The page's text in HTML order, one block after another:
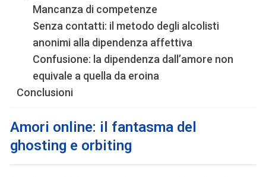
Mancanza di competenze
Senza contatti: il metodo degli alcolisti
anonimi alla dipendenza affettiva
Confusione: la dipendenza dall’amore non
equivale a quella da eroina
Conclusioni
Amori online: il fantasma del
ghosting e orbiting